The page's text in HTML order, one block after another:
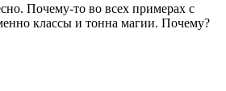
Почему-то во всех примерах с
классы и тонна магии. Почему?